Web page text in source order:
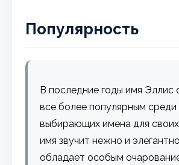
Популярность
В последние годы имя Эллис
все более популярным среди
выбирающих имена для
имя звучит нежно и
обладает особым